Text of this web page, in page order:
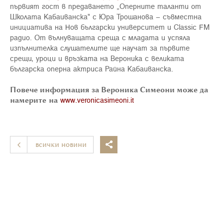
първият гост в предаването „Оперните таланти от
Школата Кабаиванска" с Юра Трошанова – съвместна
инициатива на Нов български университет и Classic FM
радио. От вълнуващата среща с младата и успяла
изпълнителка слушателите ще научат за първите
срещи, уроци и връзката на Вероника с великата
българска оперна актриса Райна Кабаиванска.
Повече информация за Вероника Симеони може да
намерите на www.veronicasimeoni.it
всички новини 